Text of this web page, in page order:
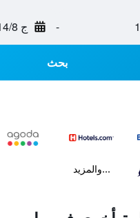
- ج 14/8
بحث
...والمزيد